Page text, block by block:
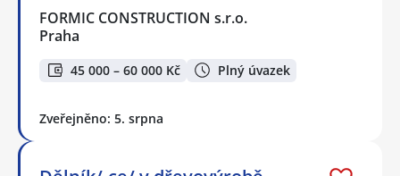
FORMIC CONSTRUCTION s.r.o.
Praha
45 000 – 60 000 Kč Plný úvazek
Zveřejněno: 5. srpna